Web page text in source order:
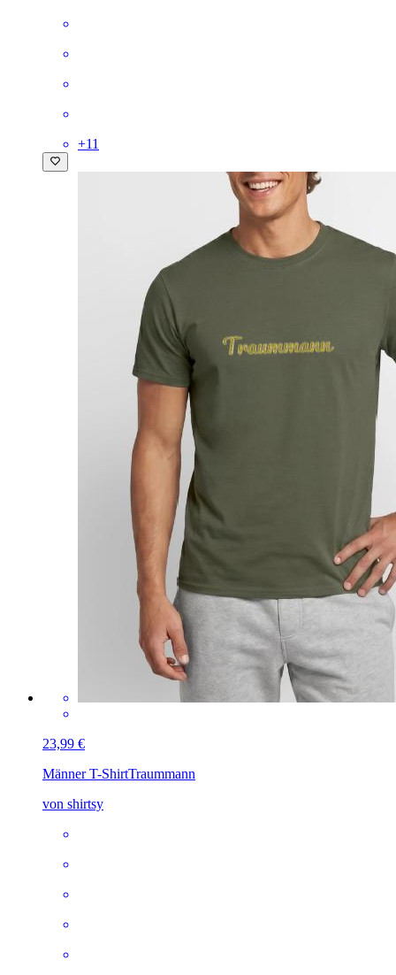
+11
23,99 €
Männer T-ShirtTraummann
von shirtsy